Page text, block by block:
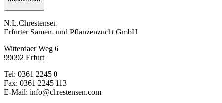
N.L.Chrestensen
Erfurter Samen- und Pflanzen­zucht GmbH
Witterdaer Weg 6
99092 Erfurt
Tel: 0361 2245 0
Fax: 0361 2245 113
E-Mail: info@chrestensen.com